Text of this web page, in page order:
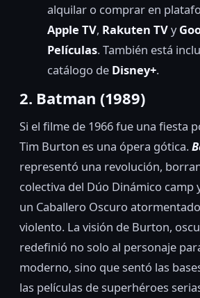
alquilar o comprar en
Apple TV, Rakuten TVy
Películas. También está
catálogo de Disney+.
2. Batman (1989)
Si el filme de 1966 fue una fiesta
Tim Burton es una ópera gótica.
representó una revolución,
colectiva del Dúo Dinámico camp
un Caballero Oscuro
violento. La visión de Burton,
redefinió no solo al personaje
moderno, sino que sentó las
las películas de superhéroes